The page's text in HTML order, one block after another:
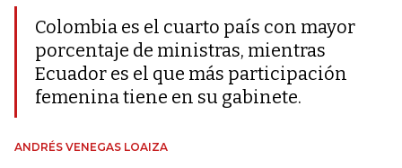
Colombia es el cuarto país con mayor
porcentaje de ministras, mientras
Ecuador es el que más participación
femenina tiene en su gabinete.
ANDRÉS VENEGAS LOAIZA